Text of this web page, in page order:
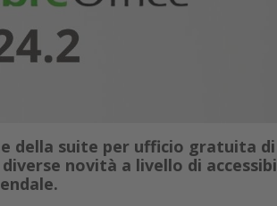
della suite per ufficio gratuita
novità a livello di